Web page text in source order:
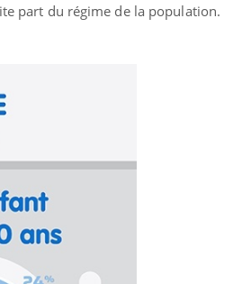
part du régime de la population.